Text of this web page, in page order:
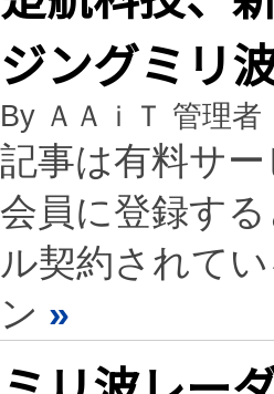
ジングミリ
By ＡＡｉＴ 管理者
記事は有料サ
会員に登録す
ル契約されて
ン »